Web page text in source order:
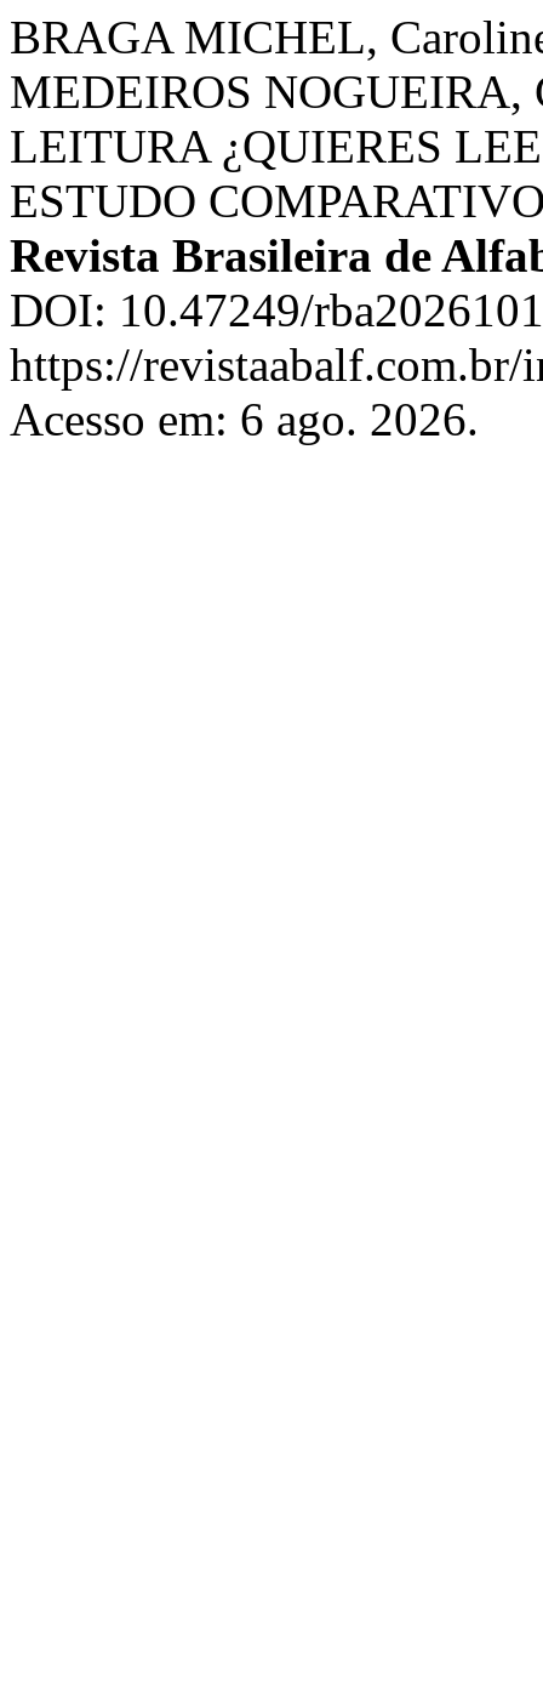
BRAGA MICHEL,
MEDEIROS NOGUEIRA,
LEITURA ¿QUIERES
ESTUDO
Revista Brasileira de
DOI: 10.47249/
https://
Acesso em: 6 ago. 2026.